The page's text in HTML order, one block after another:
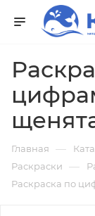
Главная —
Раскраски —
Раскраска по